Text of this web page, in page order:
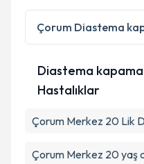
Kişisel
Metni
'ni okudum
kapsamda
Çorum Diastema
Diastema
Hastalıklar
Çorum Merkez 20 Lik
Çorum Merkez 20 yaş